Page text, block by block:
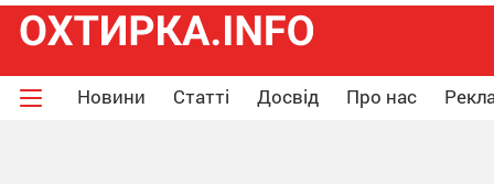
Новини Статті Досвід Про нас